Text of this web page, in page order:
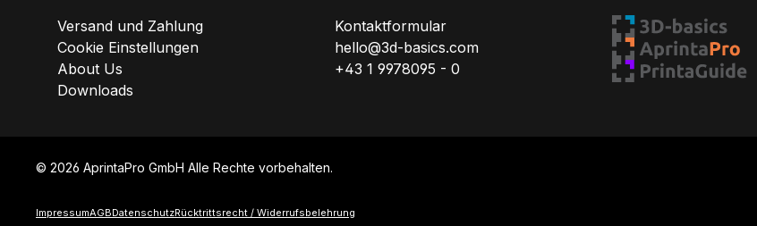
Versand und Zahlung
Cookie Einstellungen
About Us
Downloads
Kontaktformular
hello@3d-basics.com
+43 1 9978095 - 0
© 2026 AprintaPro GmbH Alle Rechte vorbehalten.
ImpressumAGBDatenschutzRücktrittsrecht / Widerrufsbelehrung